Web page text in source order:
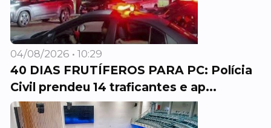
04/08/2026 • 10:29
40 DIAS FRUTÍFEROS PARA PC: Polícia
Civil prendeu 14 traficantes e ap...